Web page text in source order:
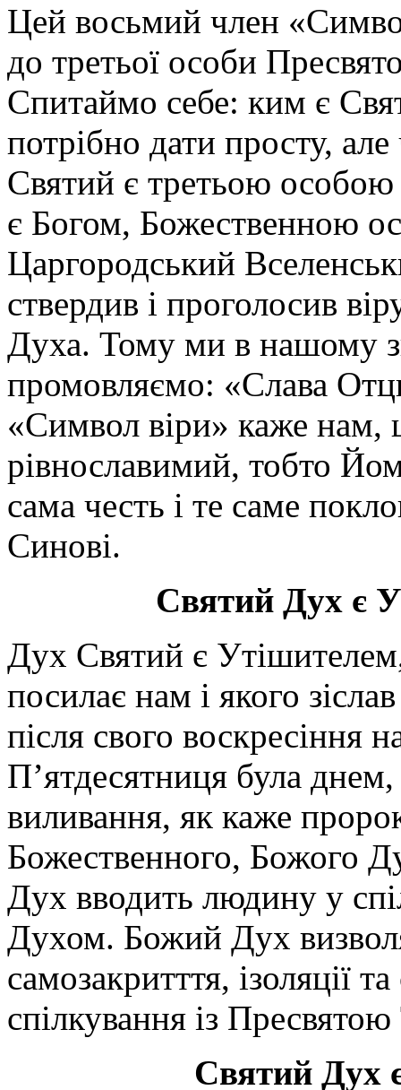
Цей восьмий член
до третьої особи
Спитаймо себе: ким є
потрібно дати просту,
Святий є третьою
є Богом, Божественною
Царгородський
ствердив і проголосив
Духа. Тому ми в нашому
промовляємо: «Слава
«Символ віри» каже
рівнославимий, тобто
сама честь і те саме
Синові.
Святий Дух є
Дух Святий є
посилає нам і якого
після свого воскресіння
П’ятдесятниця була
виливання, як каже
Божественного, Божого
Дух вводить людину у
Духом. Божий Дух
самозакритття, ізоляції
спілкування із
Святий Дух